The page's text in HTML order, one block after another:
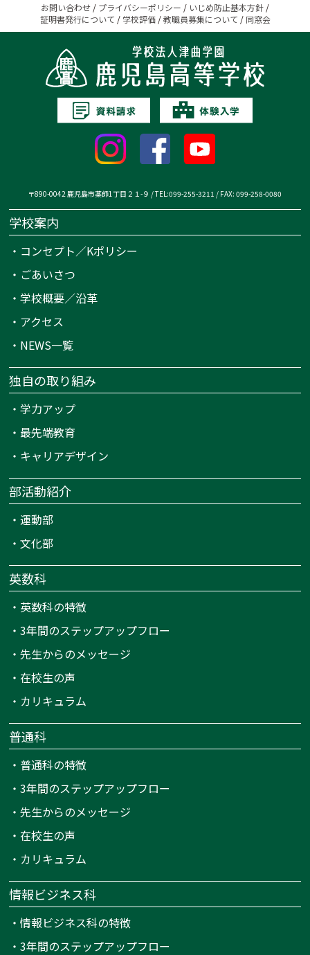
お問い合わせ / プライバシーポリシー / いじめ防止基本方針 /
証明書発行について / 学校評価/教職員募集について / 同窓会
〒890-0042 鹿児島市薬師1丁目２１-９ / TEL:099-255-3211 / FAX: 099-258-0080
学校案内
・ コンセプト／Kポリシー
・ ごあいさつ
・学校概要／沿革
・ アクセス
・ NEWS一覧
独自の取り組み
・学力アップ
・最先端教育
・ キャリアデザイン
部活動紹介
・運動部
・文化部
英数科
・ 英数科の特徴
・3年間のステップアップフロー
・先生からのメッセージ
・在校生の声
・ カリキュラム
普通科
・ 普通科の特徴
・3年間のステップアップフロー
・先生からのメッセージ
・在校生の声
・ カリキュラム
情報ビジネス科
・情報ビジネス科の特徴
・3年間のステップアップフロー